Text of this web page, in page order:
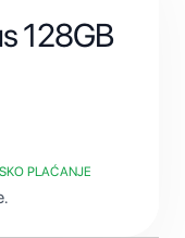
128GB
PLAĆANJE